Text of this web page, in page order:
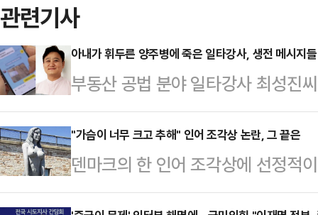
관련기사
아내가 휘두른 양주병에 죽은 일타강사, 생전 메시지
부동산 공법 분야 일타강사 최성진
가운데 그가 생전에 아내에게 보낸
일 SBS '그것이 알고 싶다'는 최성
의 실상을 공개했다.최성진씨는 지
친 채 병원으로 이송됐으나 11시간
"가슴이 너무 크고 추해" 인어 조각상 논란, 그 끝은
덴마크의 한 인어 조각상에 선정적
다.4일(현지시간) 영국 가디언에 따